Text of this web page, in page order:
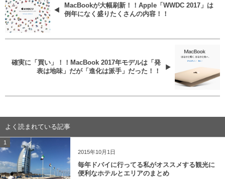
MacBookが大幅刷新！！Apple「WWDC 2017」は
例年になく盛りたくさんの内容！！
確実に「買い」！！MacBook 2017年モデルは「発
表は地味」だが「進化は派手」だった！！
よく読まれている記事
1
2015年10月1日
毎年ドバイに行ってる私がオススメする観光に
便利なホテルとエリアのまとめ